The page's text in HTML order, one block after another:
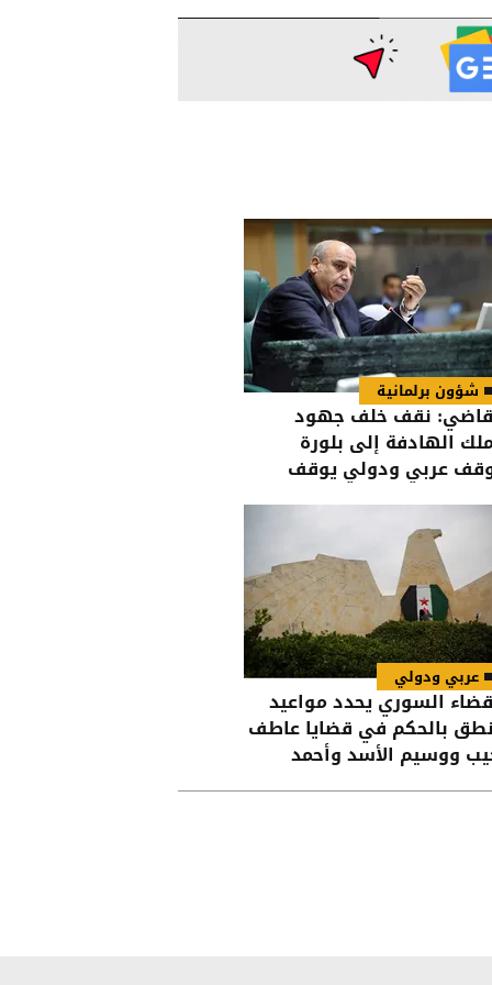
شؤون برلمانية
نقف خلف جهود
الهادفة إلى بلورة
عربي ودولي يوقف
عربي ودولي
السوري يحدد مواعيد
بالحكم في قضايا عاطف
ووسيم الأسد وأحمد